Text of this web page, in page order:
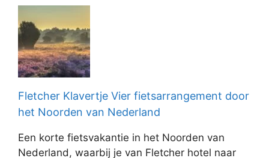
Fletcher Klavertje Vier fietsarrangement door
het Noorden van Nederland
Een korte fietsvakantie in het Noorden van
Nederland, waarbij je van Fletcher hotel naar